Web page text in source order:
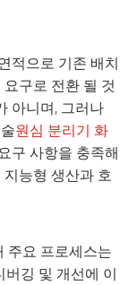
적으로 기존 배치
구로 전환 될 것
아니며, 그러나
원심 분리기 화
구 사항을 충족해
능형 생산과 호
주요 프로세스는
버깅 및 개선에 이